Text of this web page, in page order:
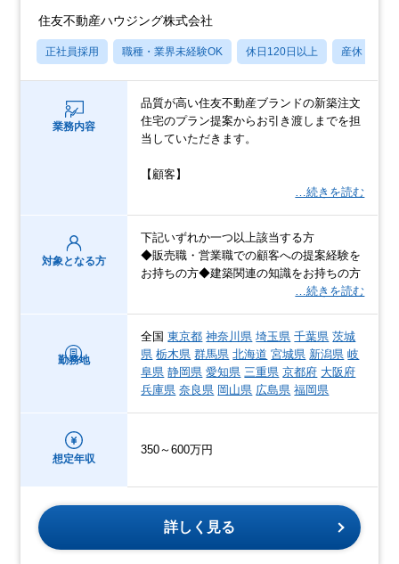
住友不動産ハウジング株式会社
正社員採用 職種・業界未経験OK 休日120日以上 産休・育休
業務内容
品質が高い住友不動産ブランドの新築注文
住宅のプラン提案からお引き渡しまでを担
当していただきます。
【顧客】
…続きを読む
対象となる方
下記いずれか一つ以上該当する方
◆販売職・営業職での顧客への提案経験を
お持ちの方◆建築関連の知識をお持ちの方
…続きを読む
勤務地
全国東京都 神奈川県 埼玉県 千葉県 茨城
県 栃木県 群馬県 北海道 宮城県 新潟県 岐
阜県 静岡県 愛知県 三重県 京都府 大阪府
兵庫県 奈良県 岡山県 広島県 福岡県
想定年収
350～600万円
詳しく見る